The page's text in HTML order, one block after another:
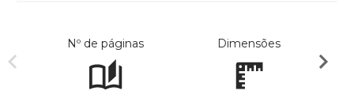
Nº de páginas Dimensões